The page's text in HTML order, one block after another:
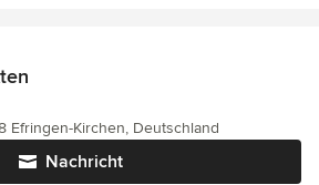
Nachricht
Efringen-Kirchen, Deutschland